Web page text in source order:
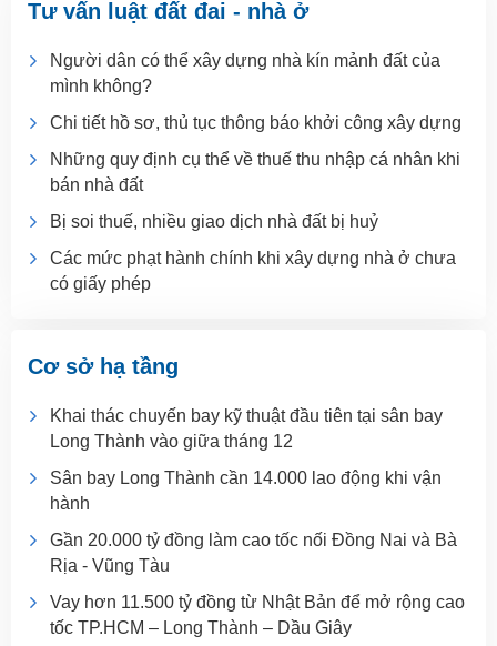
Tư vấn luật đất đai - nhà ở
Người dân có thể xây dựng nhà kín mảnh đất của
mình không?
Chi tiết hồ sơ, thủ tục thông báo khởi công xây dựng
Những quy định cụ thể về thuế thu nhập cá nhân khi
bán nhà đất
Bị soi thuế, nhiều giao dịch nhà đất bị huỷ
Các mức phạt hành chính khi xây dựng nhà ở chưa
có giấy phép
Cơ sở hạ tầng
Khai thác chuyến bay kỹ thuật đầu tiên tại sân bay
Long Thành vào giữa tháng 12
Sân bay Long Thành cần 14.000 lao động khi vận
hành
Gần 20.000 tỷ đồng làm cao tốc nối Đồng Nai và Bà
Rịa - Vũng Tàu
Vay hơn 11.500 tỷ đồng từ Nhật Bản để mở rộng cao
tốc TP.HCM – Long Thành – Dầu Giây